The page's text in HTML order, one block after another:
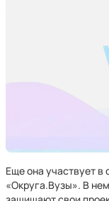
Еще она участвует в
«Округа.Вузы». В